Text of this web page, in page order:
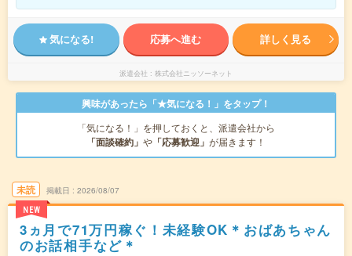
気になる! 応募へ進む 詳しく見る
派遣会社 株式会社ニッソーネット
興味があったら「★気になる！」をタップ！
「気になる！」を押しておくと、派遣会社から
「面談確約」 や 「応募歓迎」 が届きます！
未読
NEW
掲載日 2026/08/07
3ヵ月で71万円稼ぐ！未経験OK＊おばあちゃん
のお話相手など＊